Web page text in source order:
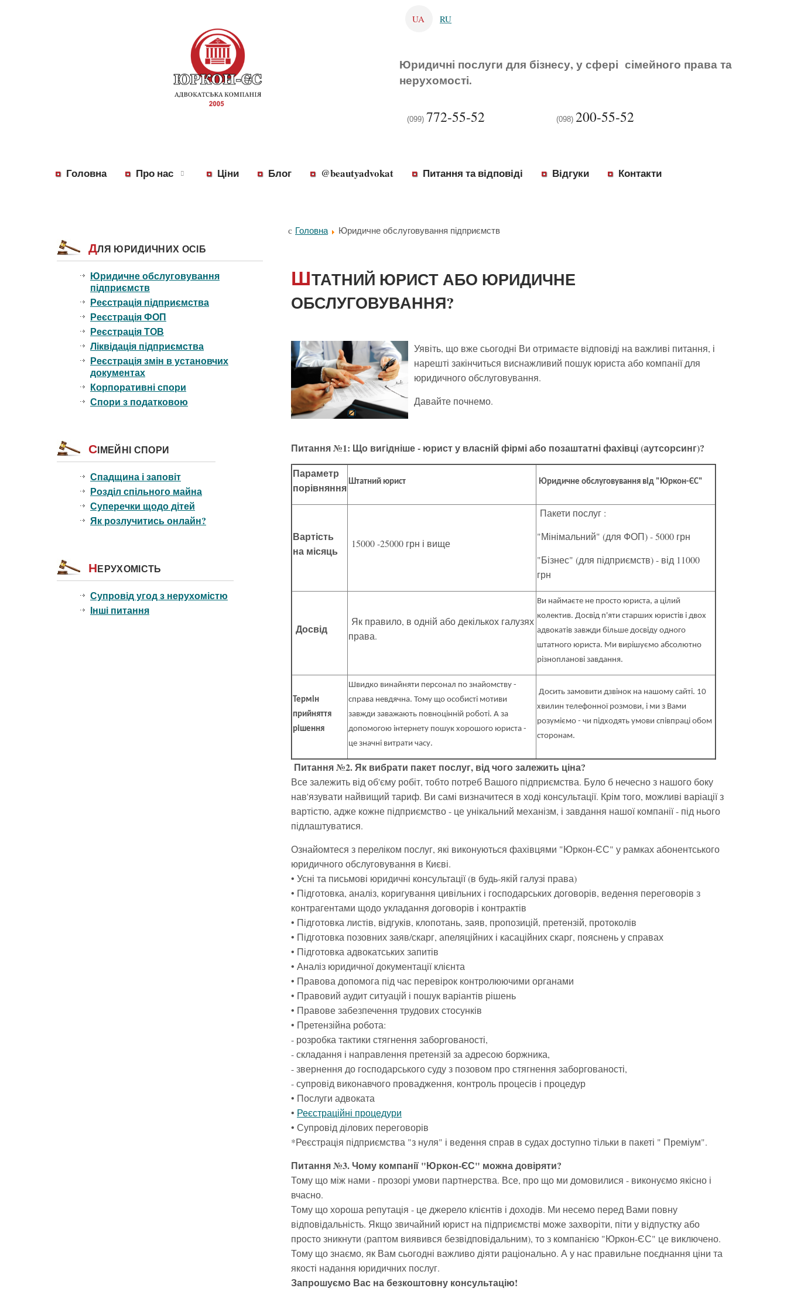
UA RU
Юридичні послуги для бізнесу, у сфері сімейного права та
нерухомості.
(099) 772-55-52 (098)200-55-52
Головна Про нас Ціни Блог @beautyadvokat Питання та відповіді Відгуки Контакти
Головна Юридичне обслуговування підприємств
ШТАТНИЙ ЮРИСТ АБО ЮРИДИЧНЕ
ОБСЛУГОВУВАННЯ?
Уявіть, що вже сьогодні Ви отримаєте відповіді на важливі питання, і
нарешті закінчиться виснажливий пошук юриста або компанії для
юридичного обслуговування.
Давайте почнемо.
Питання №1: Що вигідніше - юрист у власній фірмі або позаштатні фахівці (аутсорсинг)?
Параметр
порівняння Штатний юрист Юридичне обслуговування від "Юркон-ЄС"
Вартість
на місяць
15000 -25000 грн і вище
Пакети послуг :
"Мінімальний" (для ФОП) - 5000 грн
"Бізнес" (для підприємств) - від 11000
грн
Досвід
Як правило, в одній або декількох галузях
права.
Ви наймаєте не просто юриста, а цілий
колектив. Досвід п'яти старших юристів і двох
адвокатів завжди більше досвіду одного
штатного юриста. Ми вирішуємо абсолютно
різнопланові завдання.
Термін
прийняття
рішення
Швидко винайняти персонал по знайомству -
справа невдячна. Тому що особисті мотиви
завжди заважають повноцінній роботі. А за
допомогою інтернету пошук хорошого юриста -
це значні витрати часу.
Досить замовити дзвінок на нашому сайті. 10
хвилин телефонної розмови, і ми з Вами
розуміємо - чи підходять умови співпраці обом
сторонам.
Питання №2. Як вибрати пакет послуг, від чого залежить ціна?
Все залежить від об'єму робіт, тобто потреб Вашого підприємства. Було б нечесно з нашого боку
нав'язувати найвищий тариф. Ви самі визначитеся в ході консультації. Крім того, можливі варіації з
вартістю, адже кожне підприємство - це унікальний механізм, і завдання нашої компанії - під нього
підлаштуватися.
Ознайомтеся з переліком послуг, які виконуються фахівцями "Юркон-ЄС" у рамках абонентського
юридичного обслуговування в Києві.
• Усні та письмові юридичні консультації (в будь-якій галузі права)
• Підготовка, аналіз, коригування цивільних і господарських договорів, ведення переговорів з
контрагентами щодо укладання договорів і контрактів
• Підготовка листів, відгуків, клопотань, заяв, пропозицій, претензій, протоколів
• Підготовка позовних заяв/скарг, апеляційних і касаційних скарг, пояснень у справах
• Підготовка адвокатських запитів
• Аналіз юридичної документації клієнта
• Правова допомога під час перевірок контролюючими органами
• Правовий аудит ситуацій і пошук варіантів рішень
• Правове забезпечення трудових стосунків
• Претензійна робота:
- розробка тактики стягнення заборгованості,
- складання і направлення претензій за адресою боржника,
- звернення до господарського суду з позовом про стягнення заборгованості,
- супровід виконавчого провадження, контроль процесів і процедур
• Послуги адвоката
• Реєстраційні процедури
• Супровід ділових переговорів
*Реєстрація підприємства "з нуля" і ведення справ в судах доступно тільки в пакеті " Преміум".
Питання №3. Чому компанії "Юркон-ЄС" можна довіряти?
Тому що між нами - прозорі умови партнерства. Все, про що ми домовилися - виконуємо якісно і
вчасно.
Тому що хороша репутація - це джерело клієнтів і доходів. Ми несемо перед Вами повну
відповідальність. Якщо звичайний юрист на підприємстві може захворіти, піти у відпустку або
просто зникнути (раптом виявився безвідповідальним), то з компанією "Юркон-ЄС" це виключено.
Тому що знаємо, як Вам сьогодні важливо діяти раціонально. А у нас правильне поєднання ціни та
якості надання юридичних послуг.
Запрошуємо Вас на безкоштовну консультацію!
ДЛЯ ЮРИДИЧНИХ ОСІБ
Юридичне обслуговування
підприємств
Реєстрація підприємства
Реєстрація ФОП
Реєстрація ТОВ
Ліквідація підприємства
Реєстрація змін в установчих
документах
Корпоративні спори
Спори з податковою
СІМЕЙНІ СПОРИ
Спадщина і заповіт
Розділ спільного майна
Суперечки щодо дітей
Як розлучитись онлайн?
НЕРУХОМІСТЬ
Супровід угод з нерухомістю
Інші питання